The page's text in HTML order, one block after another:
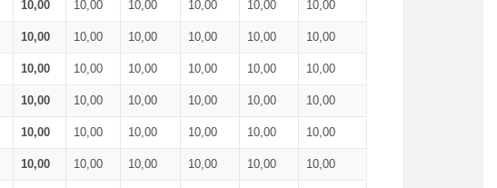
10,00 10,00 10,00 10,00 10,00 10,00
10,00 10,00 10,00 10,00 10,00 10,00
10,00 10,00 10,00 10,00 10,00 10,00
10,00 10,00 10,00 10,00 10,00 10,00
10,00 10,00 10,00 10,00 10,00 10,00
10,00 10,00 10,00 10,00 10,00 10,00